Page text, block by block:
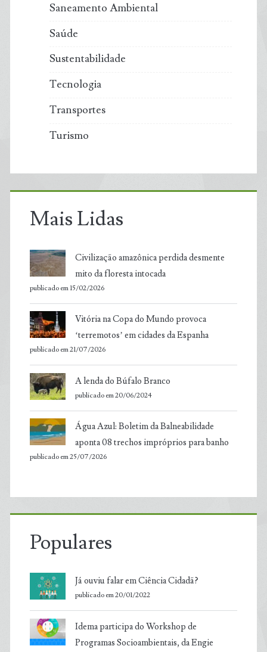
Saneamento Ambiental
Saúde
Sustentabilidade
Tecnologia
Transportes
Turismo
Mais Lidas
Civilização amazônica perdida desmente
mito da floresta intocada
publicado em 15/02/2026
Vitória na Copa do Mundo provoca
‘terremotos’ em cidades da Espanha
publicado em 21/07/2026
A lenda do Búfalo Branco
publicado em 20/06/2024
Água Azul: Boletim da Balneabilidade
aponta 08 trechos impróprios para banho
publicado em 25/07/2026
Populares
Já ouviu falar em Ciência Cidadã?
publicado em 20/01/2022
Idema participa do Workshop de
Programas Socioambientais, da Engie